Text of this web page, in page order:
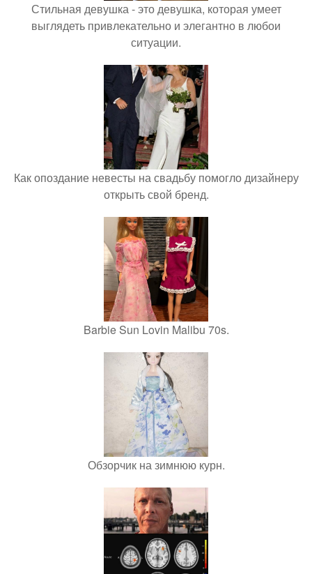
Стильная девушка - это девушка, которая умеет
выглядеть привлекательно и элегантно в любои
ситуации.
Как опоздание невесты на свадьбу помогло дизайнеру
открыть свой бренд.
Barbie Sun Lovin Malibu 70s.
Обзорчик на зимнюю курн.